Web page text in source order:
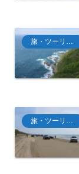
旅・ツーリング
旅・ツーリング